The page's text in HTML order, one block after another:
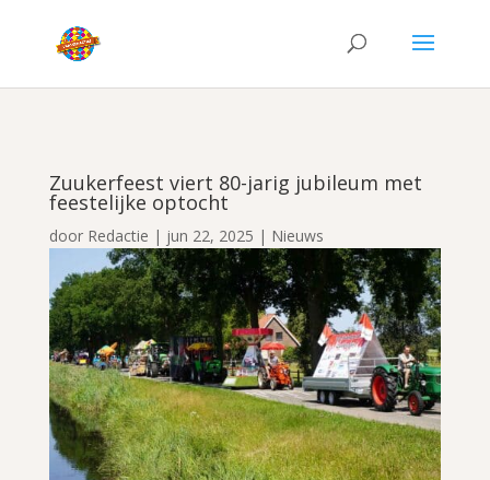
Zuukerfeest viert 80-jarig jubileum met
feestelijke optocht
door Redactie | jun 22, 2025 | Nieuws